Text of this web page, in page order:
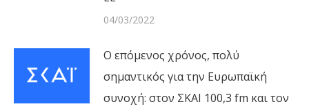
04/03/2022
Ο επόμενος χρόνος, πολύ
σημαντικός για την Ευρωπαϊκή
συνοχή: στον ΣΚΑΙ 100,3 fm και τον